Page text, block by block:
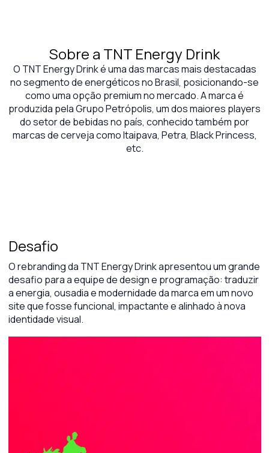
Sobre a TNT Energy Drink
O TNT Energy Drink é uma das marcas mais destacadas
no segmento de energéticos no Brasil, posicionando-se
como uma opção premium no mercado. A marca é
produzida pela Grupo Petrópolis, um dos maiores players
do setor de bebidas no país, conhecido também por
marcas de cerveja como Itaipava, Petra, Black Princess,
etc.
Desafio
O rebranding da TNT Energy Drink apresentou um grande
desafio para a equipe de design e programação: traduzir
a energia, ousadia e modernidade da marca em um novo
site que fosse funcional, impactante e alinhado à nova
identidade visual.